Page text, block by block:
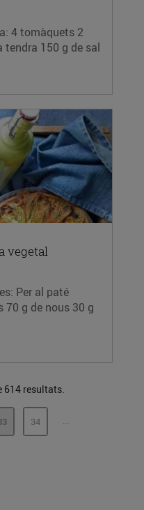
4 tomàquets 2
150 g de sal
vegetal
Per al paté
70 g de nous 30 g
614 resultats.
PÀGINAPÀGINA
34 ...PÀGINES